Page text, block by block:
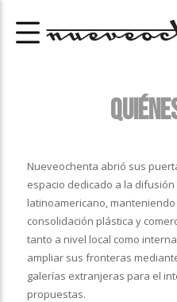
Nueveochenta abrió sus
espacio dedicado a la
latinoamericano,
consolidación plástica y
tanto a nivel local como
ampliar sus fronteras
galerías extranjeras para el
propuestas.